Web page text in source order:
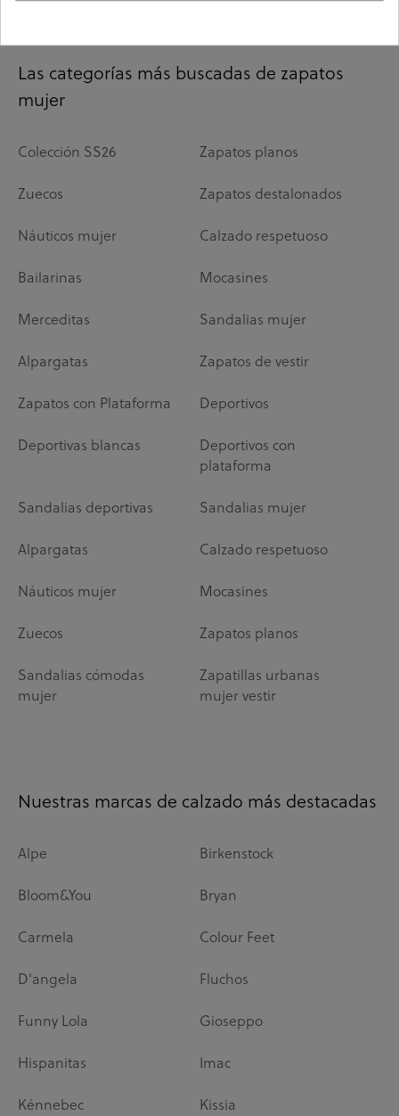
Las categorías más buscadas de zapatos
mujer
Colección SS26 Zapatos planos
Zuecos Zapatos destalonados
Náuticos mujer Calzado respetuoso
Bailarinas Mocasines
Merceditas Sandalias mujer
Alpargatas Zapatos de vestir
Zapatos con Plataforma Deportivos
Deportivas blancas
Deportivos con
plataforma
Sandalias deportivas Sandalias mujer
Alpargatas Calzado respetuoso
Náuticos mujer Mocasines
Zuecos Zapatos planos
Sandalias cómodas
mujer
Zapatillas urbanas
mujer vestir
Nuestras marcas de calzado más destacadas
Alpe Birkenstock
Bloom&You Bryan
Carmela Colour Feet
D'angela Fluchos
Funny Lola Gioseppo
Hispanitas Imac
Kénnebec Kissia